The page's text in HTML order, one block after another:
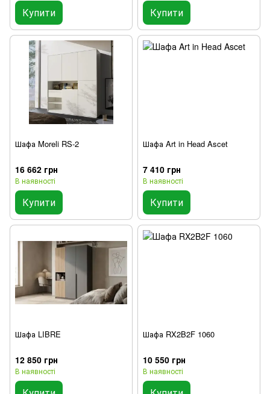
Купити Купити
Шафа Moreli RS-2
16 662 грн
В наявності
Купити
Шафа Art in Head Ascet
7 410 грн
В наявності
Купити
Шафа LIBRE
12 850 грн
В наявності
Шафа RX2B2F 1060
10 550 грн
В наявності